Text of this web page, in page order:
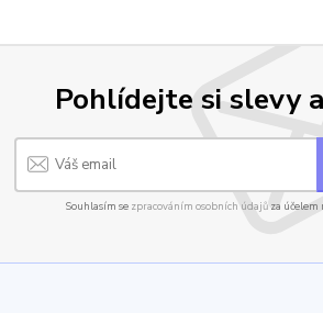
Pohlídejte si slevy
Souhlasím se zpracováním osobních údajůza účelem